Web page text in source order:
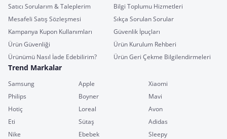
Satıcı Sorularım & Taleplerim
Bilgi Toplumu Hizmetleri
Mesafeli Satış Sözleşmesi
Sıkça Sorulan Sorular
Kampanya Kupon Kullanımları
Güvenlik İpuçları
Ürün Güvenliği
Ürün Kurulum Rehberi
Ürünümü Nasıl İade Edebilirim?
Ürün Geri Çekme Bilgilendirmeleri
Trend Markalar
Samsung Apple
Xiaomi
Philips
Boyner
Mavi
Hotiç
Loreal
Avon
Eti
Sütaş
Adidas
Nike
Ebebek
Sleepy